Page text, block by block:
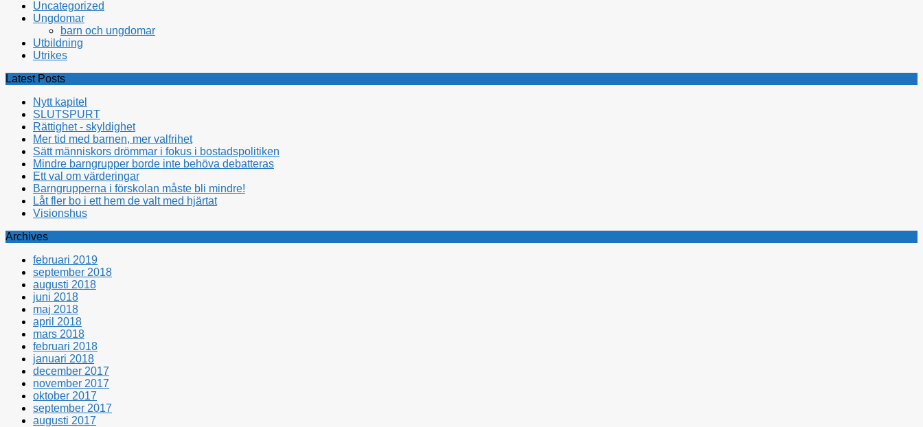
Uncategorized
Ungdomar
barn och ungdomar
Utbildning
Utrikes
Latest Posts
Nytt kapitel
SLUTSPURT
Rättighet - skyldighet
Mer tid med barnen, mer valfrihet
Sätt människors drömmar i fokus i bostadspolitiken
Mindre barngrupper borde inte behöva debatteras
Ett val om värderingar
Barngrupperna i förskolan måste bli mindre!
Låt fler bo i ett hem de valt med hjärtat
Visionshus
Archives
februari 2019
september 2018
augusti 2018
juni 2018
maj 2018
april 2018
mars 2018
februari 2018
januari 2018
december 2017
november 2017
oktober 2017
september 2017
augusti 2017